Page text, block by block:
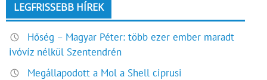
LEGFRISSEBB HÍREK
Hőség – Magyar Péter: több ezer ember maradt
ivóvíz nélkül Szentendrén
Megállapodott a Mol a Shell ciprusi